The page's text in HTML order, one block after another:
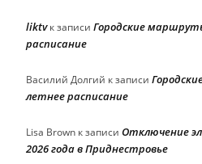
liktvк записи Городские
расписание
Василий Долгий к записи
летнее расписание
Lisa Brown к записи Отключение
2026 года в Приднестровье